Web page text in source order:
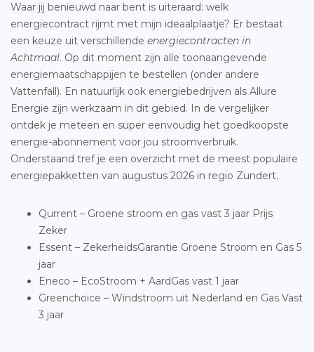
Waar jij benieuwd naar bent is uiteraard: welk
energiecontract rijmt met mijn ideaalplaatje? Er bestaat
een keuze uit verschillende energiecontracten in
Achtmaal. Op dit moment zijn alle toonaangevende
energiemaatschappijen te bestellen (onder andere
Vattenfall). En natuurlijk ook energiebedrijven als Allure
Energie zijn werkzaam in dit gebied. In de vergelijker
ontdek je meteen en super eenvoudig het goedkoopste
energie-abonnement voor jou stroomverbruik.
Onderstaand tref je een overzicht met de meest populaire
energiepakketten van augustus 2026 in regio Zundert.
Qurrent – Groene stroom en gas vast 3 jaar Prijs
Zeker
Essent – ZekerheidsGarantie Groene Stroom en Gas 5
jaar
Eneco – EcoStroom + AardGas vast 1 jaar
Greenchoice – Windstroom uit Nederland en Gas Vast
3 jaar